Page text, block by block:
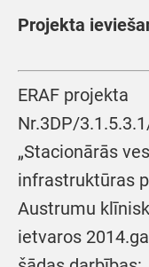
Projekta
ERAF projekta
Nr.3DP/
„Stacionārās
infrastruktūras
Austrumu
ietvaros